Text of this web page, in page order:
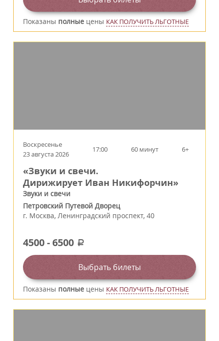
Показаны полные цены КАК ПОЛУЧИТЬ ЛЬГОТНЫЕ
Воскресенье
23 августа 2026
17:00 60 минут 6+
«Звуки и свечи.
Дирижирует Иван Никифорчин»
Звуки и свечи
Петровский Путевой Дворец
г. Москва, Ленинградский проспект, 40
4500-6500 a
Выбрать билеты
Показаны полные цены КАК ПОЛУЧИТЬ ЛЬГОТНЫЕ